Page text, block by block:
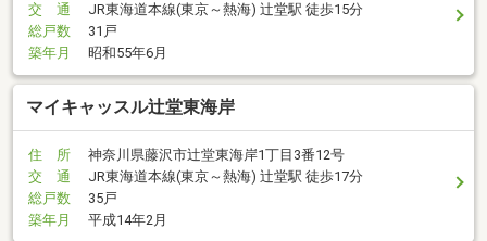
交 通
JR東海道本線(東京～熱海) 辻堂駅 徒歩15分
総戸数
31戸
築年月
昭和55年6月
マイキャッスル辻堂東海岸
住 所
神奈川県藤沢市辻堂東海岸1丁目3番12号
交 通
JR東海道本線(東京～熱海) 辻堂駅 徒歩17分
総戸数
35戸
築年月
平成14年2月